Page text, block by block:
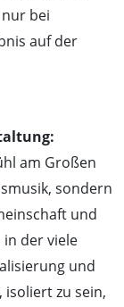
bei
auf der
am Großen
sondern
und
der viele
und
zu sein,